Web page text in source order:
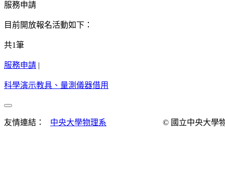
服務申請
目前開放報名活動如下：
共1筆
服務申請 |
科學演示教具、量測儀器借用
友情連結： 中央大學物理系 © 國立中央大學物理演示